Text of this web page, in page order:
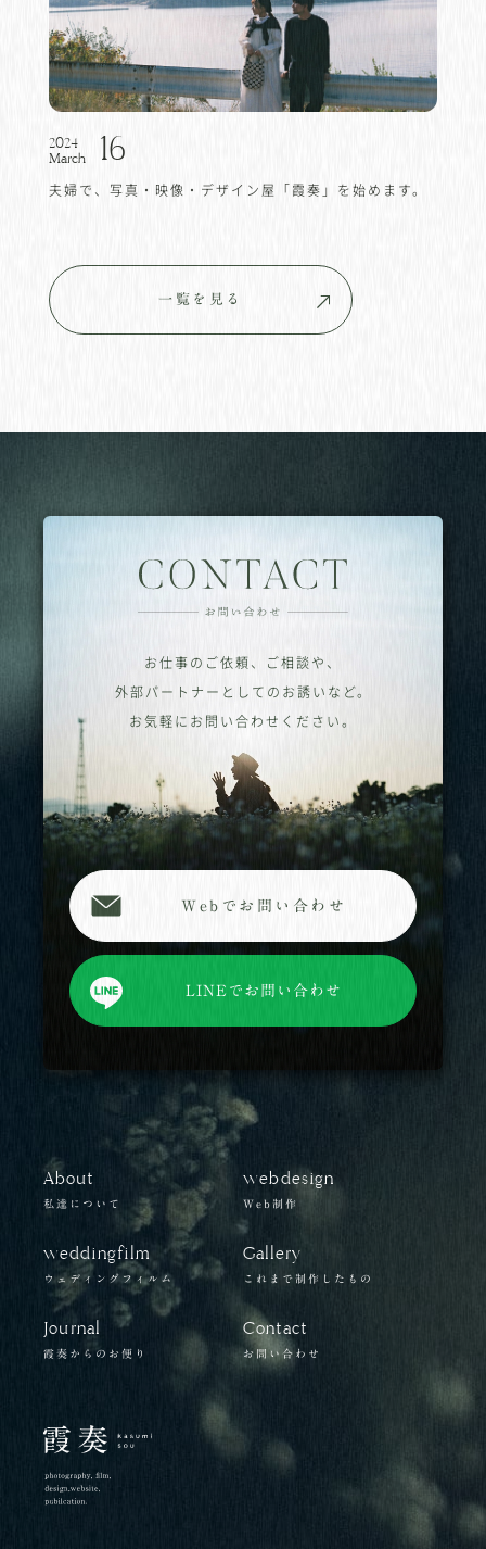
2024
March
16
夫婦で、写真・映像・デザイン屋「霞奏」を始めます。
一覧を見る
About
私達について
webdesign
Web制作
weddingfilm
ウェディングフィルム
Gallery
これまで制作したもの
Journal
霞奏からのお便り
Contact
お問い合わせ
お仕事のご依頼、ご相談や、
外部パートナーとしてのお誘いなど。
お気軽にお問い合わせください。
Webでお問い合わせ
LINEでお問い合わせ